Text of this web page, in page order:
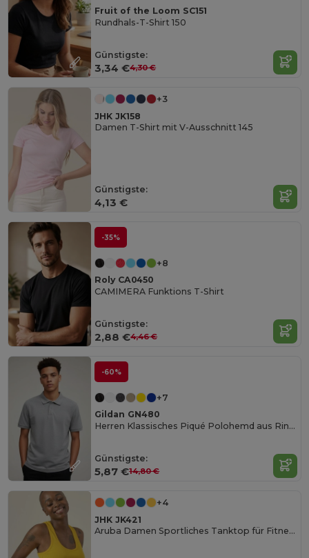
Fruit of the Loom SC151
Rundhals-T-Shirt 150
Günstigste:
3,34 €4,30 €
+3
JHK JK158
Damen T-Shirt mit V-Ausschnitt 145
Günstigste:
4,13 €
-35%
+8
Roly CA0450
CAMIMERA Funktions T-Shirt
Günstigste:
2,88 €4,46 €
-60%
+7
Gildan GN480
Herren Klassisches Piqué Polohemd aus Ringspun Baumwolle
Günstigste:
5,87 €14,80 €
+4
JHK JK421
Aruba Damen Sportliches Tanktop für Fitness